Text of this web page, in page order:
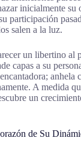
inicialmente su
participación
salen a la luz.
un libertino al
capas a su
anhela
A medida
un
de Su